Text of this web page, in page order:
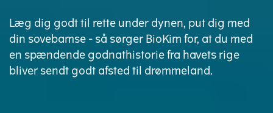
Læg dig godt til rette under dynen, put dig med
din sovebamse - så sørger BioKim for, at du med
en spændende godnathistorie fra havets rige
bliver sendt godt afsted til drømmeland.